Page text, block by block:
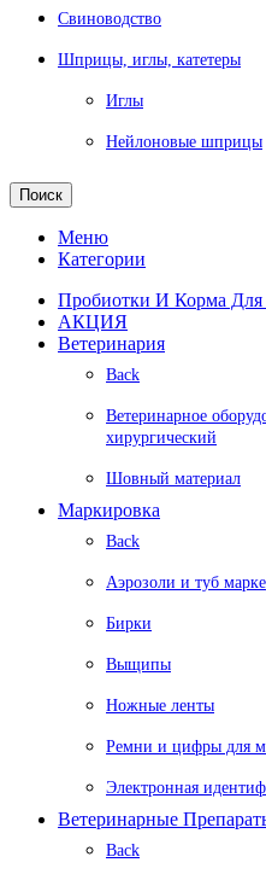
Свиноводство
Шприцы, иглы, катетеры
Иглы
Нейлоновые шприцы
Поиск
Меню
Категории
Пробиотки И Корма
АКЦИЯ
Ветеринария
Back
Ветеринарное
хирургический
Шовный материал
Маркировка
Back
Аэрозоли и туб
Бирки
Выщипы
Ножные ленты
Ремни и цифры для
Электронная
Ветеринарные
Back